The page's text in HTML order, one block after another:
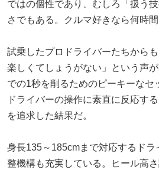
ではの個性であり、むしろ「扱う
さでもある。クルマ好きなら何時
試乗したプロドライバーたちから
楽しくてしょうがない」という声
での1秒を削るためのピーキーなセ
ドライバーの操作に素直に反応す
を追求した結果だ。
身長135～185cmまで対応するドラ
整機構も充実している。ヒール高